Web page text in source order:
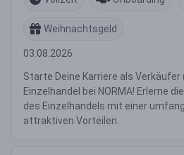
Weihnachtsgeld
03.08.2026
Starte Deine Karriere als Verkäufer
Einzelhandel bei NORMA! Erlerne
des Einzelhandels mit einer
attraktiven Vorteilen.